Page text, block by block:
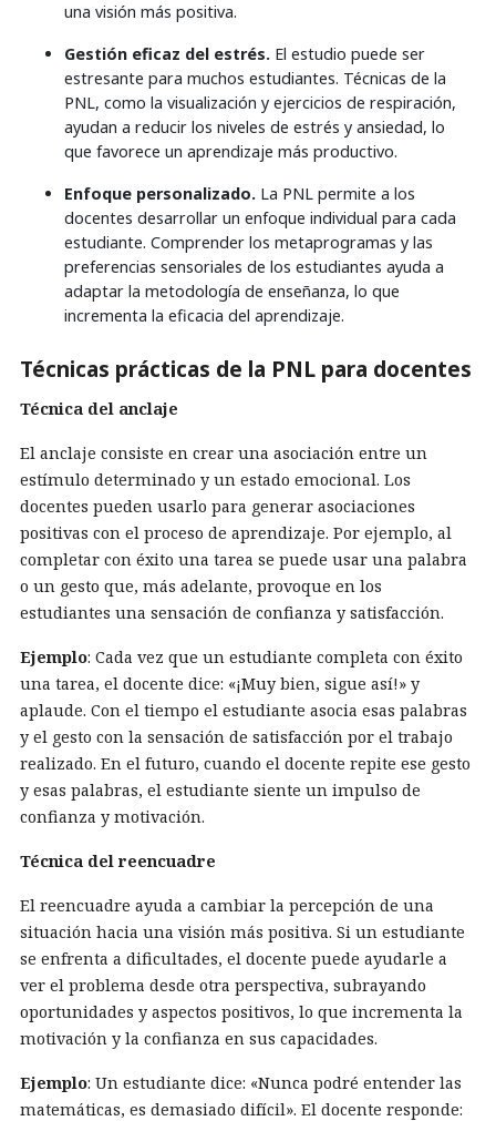
una visión más positiva.
Gestión eficaz del estrés. El estudio puede ser
estresante para muchos estudiantes. Técnicas de la
PNL, como la visualización y ejercicios de respiración,
ayudan a reducir los niveles de estrés y ansiedad, lo
que favorece un aprendizaje más productivo.
Enfoque personalizado. La PNL permite a los
docentes desarrollar un enfoque individual para cada
estudiante. Comprender los metaprogramas y las
preferencias sensoriales de los estudiantes ayuda a
adaptar la metodología de enseñanza, lo que
incrementa la eficacia del aprendizaje.
Técnicas prácticas de la PNL para docentes
Técnica del anclaje
El anclaje consiste en crear una asociación entre un
estímulo determinado y un estado emocional. Los
docentes pueden usarlo para generar asociaciones
positivas con el proceso de aprendizaje. Por ejemplo, al
completar con éxito una tarea se puede usar una palabra
o un gesto que, más adelante, provoque en los
estudiantes una sensación de confianza y satisfacción.
Ejemplo: Cada vez que un estudiante completa con éxito
una tarea, el docente dice: «¡Muy bien, sigue así!» y
aplaude. Con el tiempo el estudiante asocia esas palabras
y el gesto con la sensación de satisfacción por el trabajo
realizado. En el futuro, cuando el docente repite ese gesto
y esas palabras, el estudiante siente un impulso de
confianza y motivación.
Técnica del reencuadre
El reencuadre ayuda a cambiar la percepción de una
situación hacia una visión más positiva. Si un estudiante
se enfrenta a dificultades, el docente puede ayudarle a
ver el problema desde otra perspectiva, subrayando
oportunidades y aspectos positivos, lo que incrementa la
motivación y la confianza en sus capacidades.
Ejemplo: Un estudiante dice: «Nunca podré entender las
matemáticas, es demasiado difícil». El docente responde: